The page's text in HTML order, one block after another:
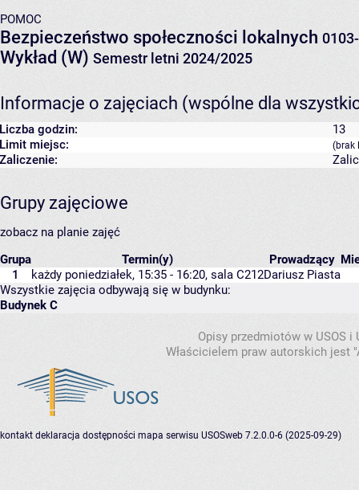
POMOC
Bezpieczeństwo społeczności lokalnych
Wykład (W) Semestr letni 2024/2025
Informacje o zajęciach (wspólne dla
Liczba godzin:
13
Limit miejsc:
(brak
Zaliczenie:
Grupy zajęciowe
zobacz na planie zajęć
Grupa
Termin(y) Prowadzący
1
każdy poniedziałek, 15:35 - 16:20, sala C212Dariusz Piasta
Wszystkie zajęcia odbywają się w budynku:
Budynek C
Opisy przedmiotów w USOS
Właścicielem praw autorskich jest
kontakt deklaracja dostępności mapa serwisu USOSweb 7.2.0.0-6 (2025-09-29)